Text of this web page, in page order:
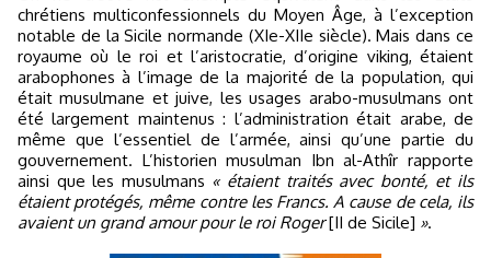
chrétiens multiconfessionnels du Moyen Âge, à l’exception
notable de la Sicile normande (XIe-XIIe siècle). Mais dans ce
royaume où le roi et l’aristocratie, d’origine viking, étaient
arabophones à l’image de la majorité de la population, qui
était musulmane et juive, les usages arabo-musulmans ont
été largement maintenus : l’administration était arabe, de
même que l’essentiel de l’armée, ainsi qu’une partie du
gouvernement. L’historien musulman Ibn al-Athîr rapporte
ainsi que les musulmans « étaient traités avec bonté, et ils
étaient protégés, même contre les Francs. A cause de cela, ils
avaient un grand amour pour le roi Roger[II de Sicile] ».